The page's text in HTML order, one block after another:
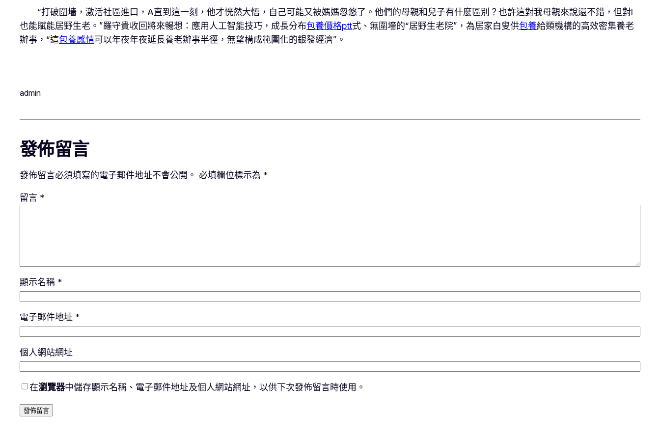
“打破圍墻，激活社區進口，A直到這一刻，他才恍然大悟，自己可能又被媽媽忽悠了。他們的母親和兒子有什麼區別？也許這對我母親來說還不錯，但對I
也能賦能居野生老。”羅守貴收回將來暢想：應用人工智能技巧，成長分布包養價格ptt式、無圍墻的“居野生老院”，為居家白叟供包養給類機構的高效密集養老
辦事，“這包養感情可以年夜年夜延長養老辦事半徑，無望構成範圍化的銀發經濟”。
admin
發佈留言
發佈留言必須填寫的電子郵件地址不會公開。 必填欄位標示為 *
留言 *
顯示名稱 *
電子郵件地址 *
個人網站網址
在瀏覽器中儲存顯示名稱、電子郵件地址及個人網站網址，以供下次發佈留言時使用。